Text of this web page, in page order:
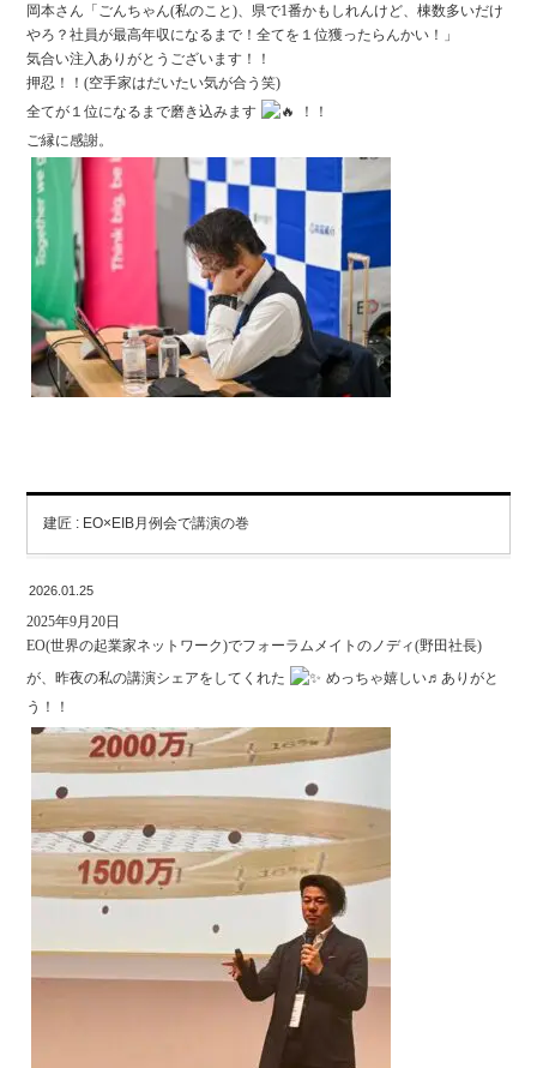
岡本さん「ごんちゃん(私のこと)、県で1番かもしれんけど、棟数多いだけ
やろ？社員が最高年収になるまで！全てを１位獲ったらんかい！」
気合い注入ありがとうございます！！
押忍！！(空手家はだいたい気が合う笑)
全てが１位になるまで磨き込みます
！！
ご縁に感謝。
建匠 : EO×EIB月例会で講演の巻
2026.01.25
2025年9月20日
EO(世界の起業家ネットワーク)でフォーラムメイトのノディ(野田社長)
が、昨夜の私の講演シェアをしてくれた
めっちゃ嬉しい♬ありがと
う！！